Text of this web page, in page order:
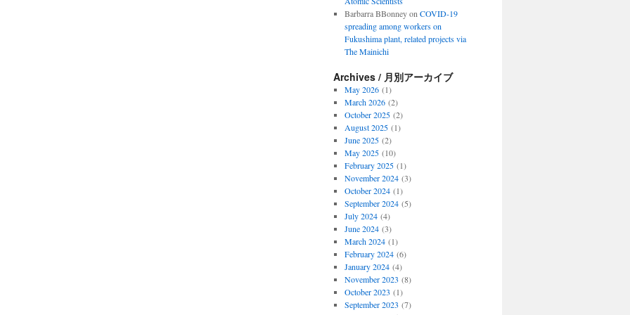
Barbarra BBonneyon COVID-19
spreading among workers on
Fukushima plant, related projects via
The Mainichi
Archives / 月別アーカイブ
May 2026(1)
March 2026(2)
October 2025(2)
August 2025(1)
June 2025(2)
May 2025(10)
February 2025(1)
November 2024(3)
October 2024(1)
September 2024(5)
July 2024(4)
June 2024(3)
March 2024(1)
February 2024(6)
January 2024(4)
November 2023 (8)
October 2023 (1)
September 2023 (7)